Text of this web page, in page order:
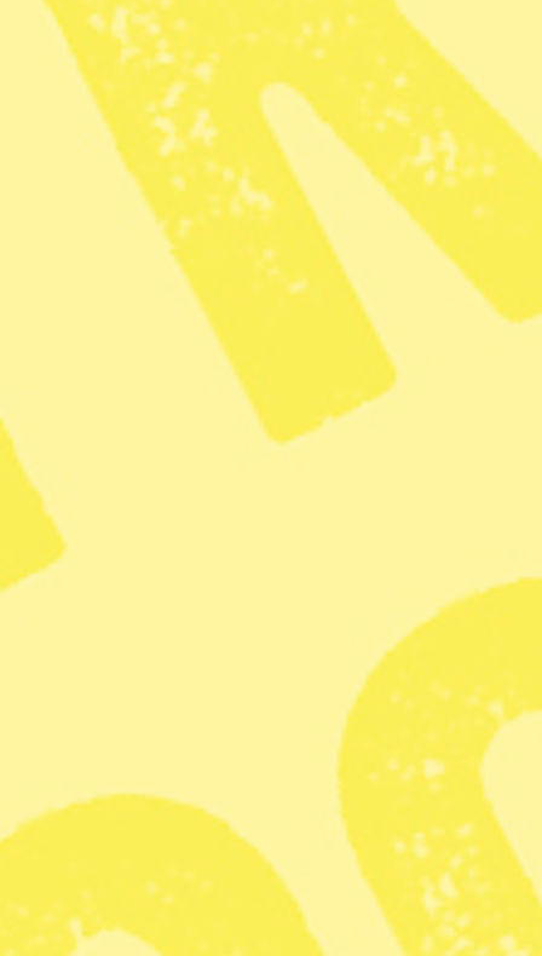
Radar – Nyheter
Prenumerera på Syre
redaktionen@tidningensyre.se
Kundservice och support
Mina sidor